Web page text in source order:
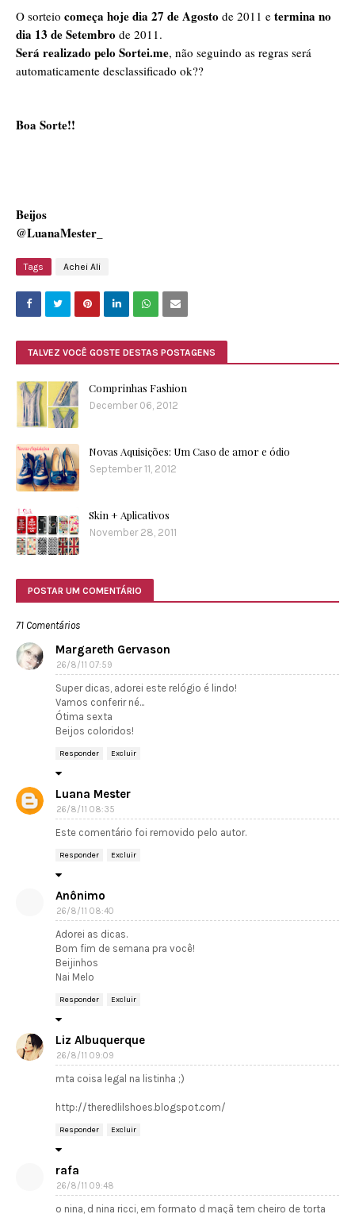
O sorteio começa hoje dia 27 de Agosto de 2011 e termina no
dia 13 de Setembro de 2011.
Será realizado pelo Sortei.me, não seguindo as regras será
automaticamente desclassificado ok??
Boa Sorte!!
Beijos
@LuanaMester_
Tags Achei Ali
TALVEZ VOCÊ GOSTE DESTAS POSTAGENS
Comprinhas Fashion
December 06, 2012
Novas Aquisições: Um Caso de amor e ódio
September 11, 2012
Skin + Aplicativos
November 28, 2011
POSTAR UM COMENTÁRIO
71 Comentários
Margareth Gervason
26/8/11 07:59
Super dicas, adorei este relógio é lindo!
Vamos conferir né...
Ótima sexta
Beijos coloridos!
Responder Excluir
Luana Mester
26/8/11 08:35
Este comentário foi removido pelo autor.
Responder Excluir
Anônimo
26/8/11 08:40
Adorei as dicas.
Bom fim de semana pra você!
Beijinhos
Nai Melo
Responder Excluir
Liz Albuquerque
26/8/11 09:09
mta coisa legal na listinha ;)
http://theredlilshoes.blogspot.com/
Responder Excluir
rafa
26/8/11 09:48
o nina, d nina ricci, em formato d maçã tem cheiro de torta